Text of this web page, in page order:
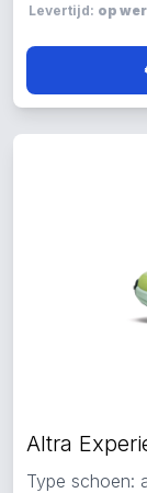
Levertijd: op
Type schoen: